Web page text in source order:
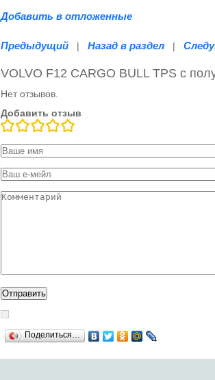
Добавить в отложенные
Предыдущий | Назад в раздел |
VOLVO F12 CARGO BULL TPS c
Нет отзывов.
Добавить отзыв
Поделиться…